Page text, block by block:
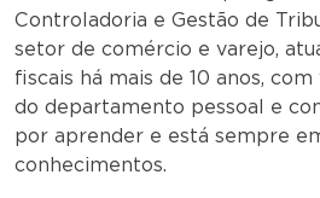
Controladoria e Gestão de
setor de comércio e varejo,
fiscais há mais de 10 anos,
do departamento pessoal e
por aprender e está sempre
conhecimentos.